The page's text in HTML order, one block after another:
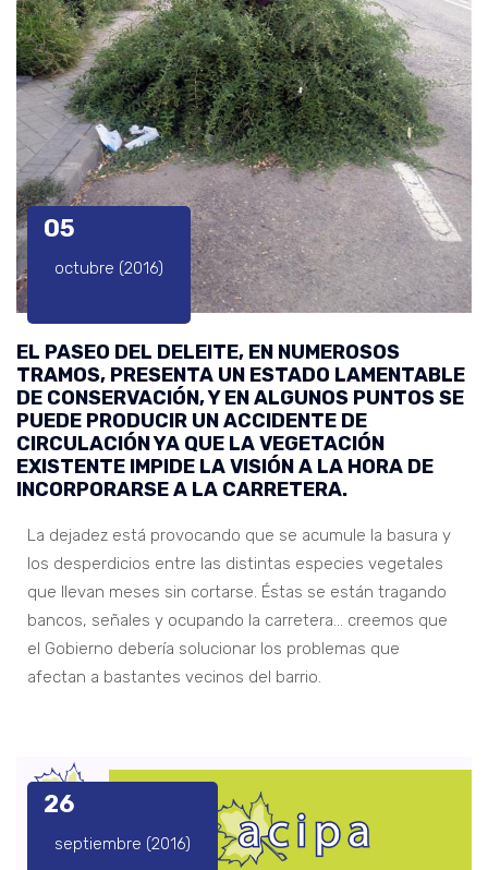
05
octubre (2016)
EL PASEO DEL DELEITE, EN NUMEROSOS
TRAMOS, PRESENTA UN ESTADO LAMENTABLE
DE CONSERVACIÓN, Y EN ALGUNOS PUNTOS SE
PUEDE PRODUCIR UN ACCIDENTE DE
CIRCULACIÓN YA QUE LA VEGETACIÓN
EXISTENTE IMPIDE LA VISIÓN A LA HORA DE
INCORPORARSE A LA CARRETERA.
La dejadez está provocando que se acumule la basura y
los desperdicios entre las distintas especies vegetales
que llevan meses sin cortarse. Éstas se están tragando
bancos, señales y ocupando la carretera… creemos que
el Gobierno debería solucionar los problemas que
afectan a bastantes vecinos del barrio.
26
septiembre (2016)